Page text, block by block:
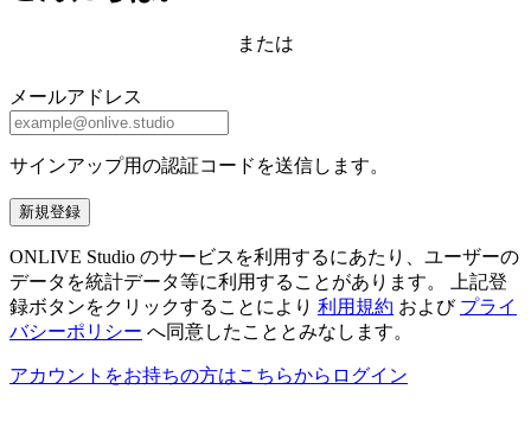
または
メールアドレス
サインアップ用の認証コードを送信します。
新規登録
ONLIVE Studio のサービスを利用するにあたり、ユーザーの
データを統計データ等に利用することがあります。 上記登
録ボタンをクリックすることにより 利用規約 および プライ
バシーポリシー へ同意したこととみなします。
アカウントをお持ちの方はこちらからログイン